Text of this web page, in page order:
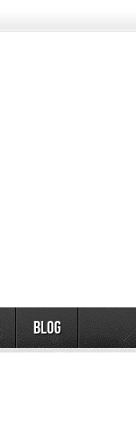
Blog